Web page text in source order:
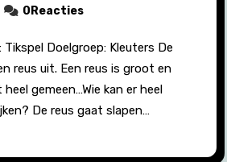
0Reacties
reus uit. Een reus is groot en
gemeen…Wie kan er heel
De reus gaat slapen…